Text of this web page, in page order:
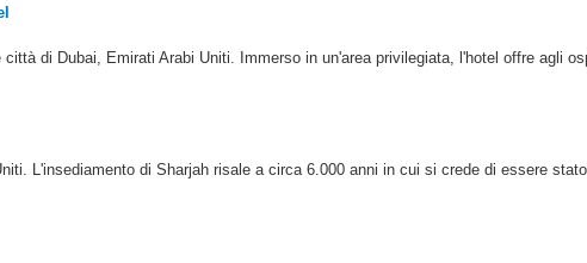
di Dubai, Emirati Arabi Uniti. Immerso in un'area privilegiata, l'hotel offre agli
L'insediamento di Sharjah risale a circa 6.000 anni in cui si crede di essere